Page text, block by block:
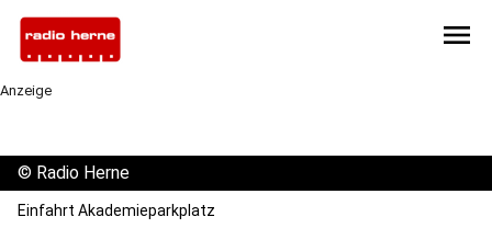
menu
Anzeige
© Radio Herne
Einfahrt Akademieparkplatz